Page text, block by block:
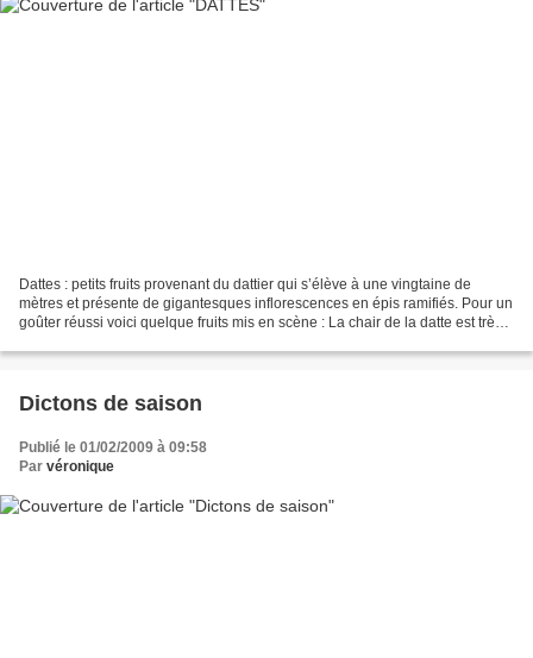
Dattes : petits fruits provenant du dattier qui s’élève à une vingtaine de
mètres et présente de gigantesques inflorescences en épis ramifiés. Pour un
goûter réussi voici quelque fruits mis en scène : La chair de la datte est très
Dictons de saison
Publié le 01/02/2009 à 09:58
Par véronique